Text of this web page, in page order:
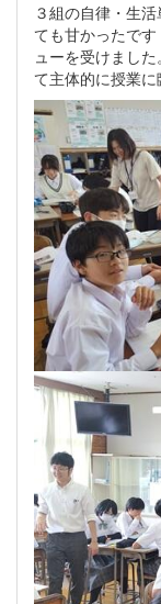
３組の自律・生
ても甘かったで
ューを受けまし
て主体的に授業に